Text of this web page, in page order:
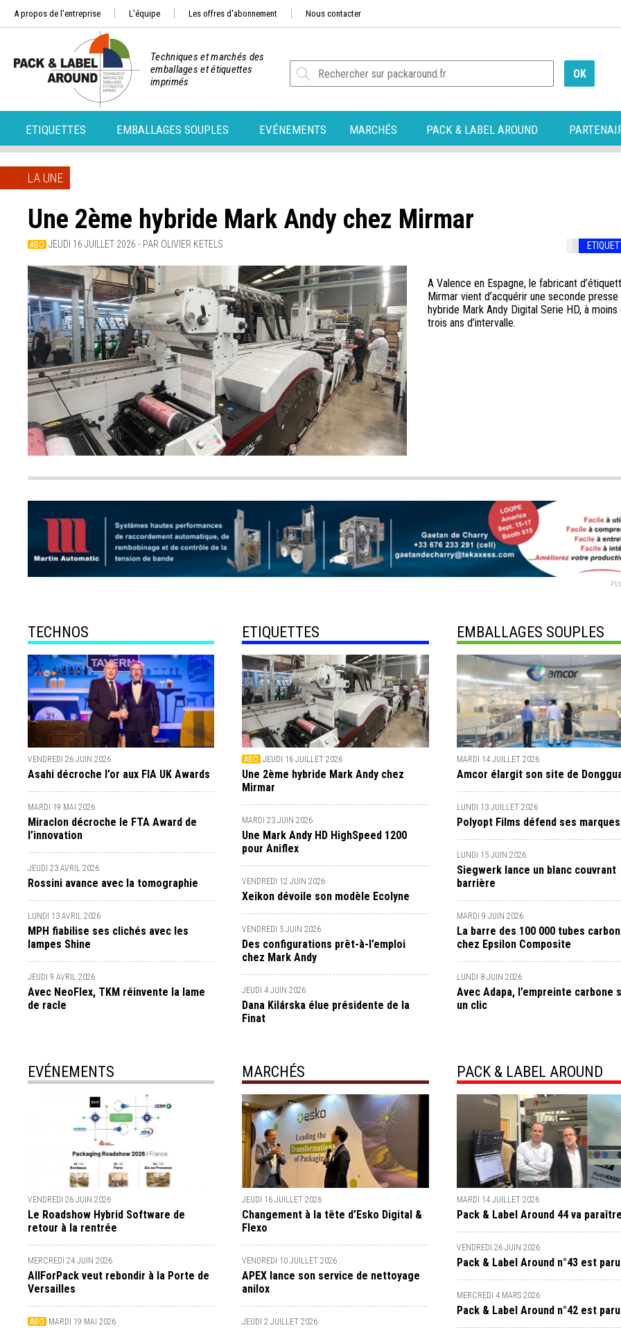
A propos de l'entreprise L'équipe Les offres d'abonnement Nous contacter
Techniques et marchés des
emballages et étiquettes
imprimés
ETIQUETTES EMBALLAGES SOUPLES EVÉNEMENTS MARCHÉS PACK & LABEL AROUND
LA UNE
Une 2ème hybride Mark Andy chez Mirmar
ABO JEUDI 16 JUILLET 2026 - PAR OLIVIER KETELS
A Valence en Espagne, le fabricant
Mirmar vient d’acquérir une seconde presse
hybride Mark Andy Digital Serie HD, à moins
trois ans d’intervalle.
TECHNOS
VENDREDI 26 JUIN 2026
Asahi décroche l’or aux FIA UK Awards
MARDI 19 MAI 2026
Miraclon décroche le FTA Award de
l’innovation
JEUDI 23 AVRIL 2026
Rossini avance avec la tomographie
LUNDI 13 AVRIL 2026
MPH fiabilise ses clichés avec les
lampes Shine
JEUDI 9 AVRIL 2026
Avec NeoFlex, TKM réinvente la lame
de racle
ETIQUETTES
ABO JEUDI 16 JUILLET 2026
Une 2ème hybride Mark Andy chez
Mirmar
MARDI 23 JUIN 2026
Une Mark Andy HD HighSpeed 1200
pour Aniflex
VENDREDI 12 JUIN 2026
Xeikon dévoile son modèle Ecolyne
VENDREDI 5 JUIN 2026
Des configurations prêt-à-l’emploi
chez Mark Andy
JEUDI 4 JUIN 2026
Dana Kilárska élue présidente de la
Finat
EMBALLAGES SOUPLES
MARDI 14 JUILLET 2026
Amcor élargit son site de
LUNDI 13 JUILLET 2026
Polyopt Films défend ses marques
LUNDI 15 JUIN 2026
Siegwerk lance un blanc couvrant
barrière
MARDI 9 JUIN 2026
La barre des 100 000 tubes
chez Epsilon Composite
LUNDI 8 JUIN 2026
Avec Adapa, l’empreinte carbone
un clic
EVÉNEMENTS
VENDREDI 26 JUIN 2026
Le Roadshow Hybrid Software de
retour à la rentrée
MERCREDI 24 JUIN 2026
AllForPack veut rebondir à la Porte de
Versailles
ABO MARDI 19 MAI 2026
MARCHÉS
JEUDI 16 JUILLET 2026
Changement à la tête d’Esko Digital &
Flexo
VENDREDI 10 JUILLET 2026
APEX lance son service de nettoyage
anilox
JEUDI 2 JUILLET 2026
PACK & LABEL AROUND
MARDI 14 JUILLET 2026
Pack & Label Around 44 va
VENDREDI 26 JUIN 2026
Pack & Label Around n°43 est paru
MERCREDI 4 MARS 2026
Pack & Label Around n°42 est